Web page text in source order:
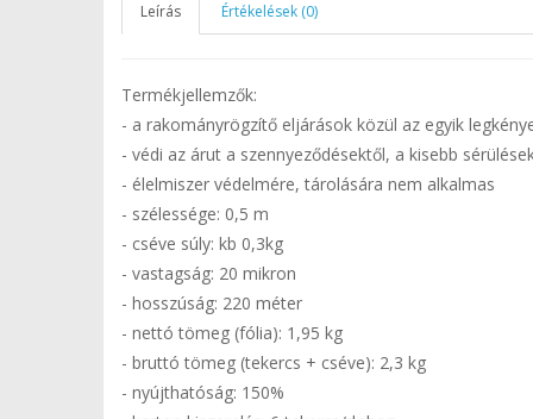
Leírás Értékelések (0)
Termékjellemzők:
- a rakományrögzítő eljárások közül az egyik
- védi az árut a szennyeződésektől, a kisebb
- élelmiszer védelmére, tárolására nem alkalmas
- szélessége: 0,5 m
- cséve súly: kb 0,3kg
- vastagság: 20 mikron
- hosszúság: 220 méter
- nettó tömeg (fólia): 1,95 kg
- bruttó tömeg (tekercs + cséve): 2,3 kg
- nyújthatóság: 150%